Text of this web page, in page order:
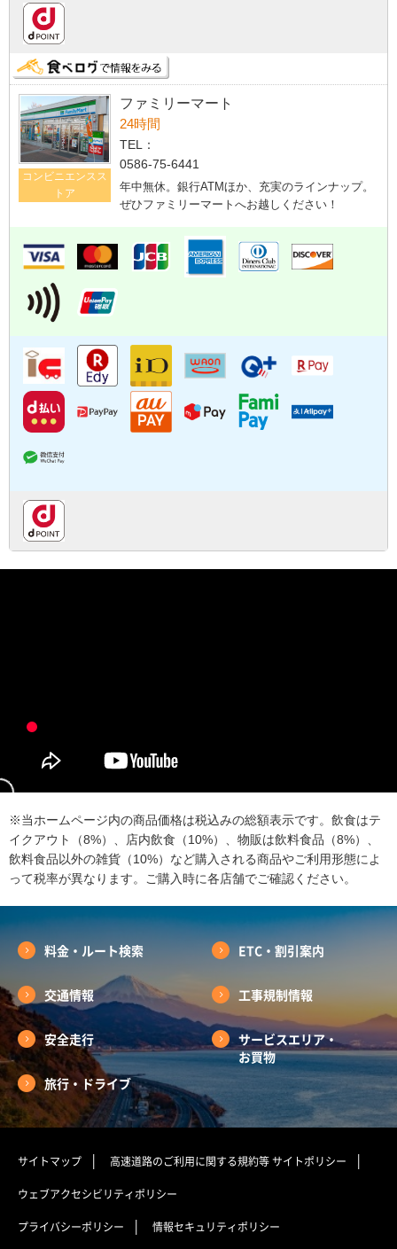
コンビニエンスス
トア
ファミリーマート
24時間
TEL：
0586-75-6441
年中無休。銀行ATMほか、充実のラインナップ。
ぜひファミリーマートへお越しください！
※当ホームページ内の商品価格は税込みの総額表示です。飲食はテ
イクアウト（8%）、店内飲食（10%）、物販は飲料食品（8%）、
飲料食品以外の雑貨（10%）など購入される商品やご利用形態によ
って税率が異なります。ご購入時に各店舗でご確認ください。
料金・ルート検索 ETC・割引案内
交通情報 工事規制情報
安全走行
サービスエリア・
お買物
旅行・ドライブ
サイトマップ 高速道路のご利用に関する規約等サイトポリシー
ウェブアクセシビリティポリシー
プライバシーポリシー 情報セキュリティポリシー